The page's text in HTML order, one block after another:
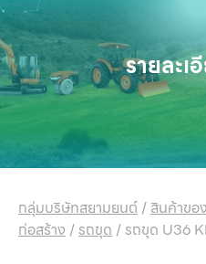
รายละเ
กลุ่มบริษัทสยามยนต์ /สินค้าขอ
ก่อสร้าง /รถขุด / รถขุด U36